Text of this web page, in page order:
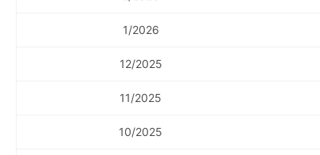
1/2026
12/2025
11/2025
10/2025